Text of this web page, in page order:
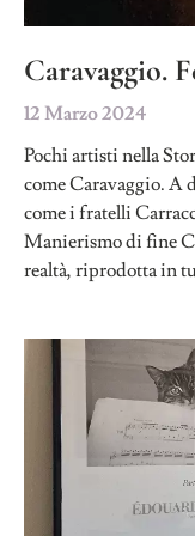
Caravaggio.
12 Marzo 2024
Pochi artisti nella
come Caravaggio. A
come i fratelli
Manierismo di fine
realtà, riprodotta in